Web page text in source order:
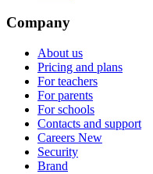
Company
About us
Pricing and plans
For teachers
For parents
For schools
Contacts and support
Careers New
Security
Brand